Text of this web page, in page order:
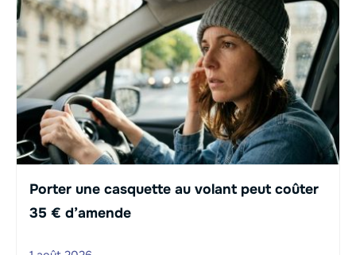
Porter une casquette au volant peut coûter
35 € d’amende